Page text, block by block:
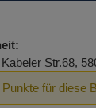
Str.68,
für diese